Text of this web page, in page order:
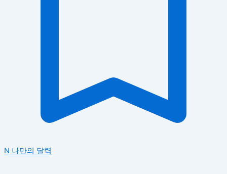
N 나만의 달력